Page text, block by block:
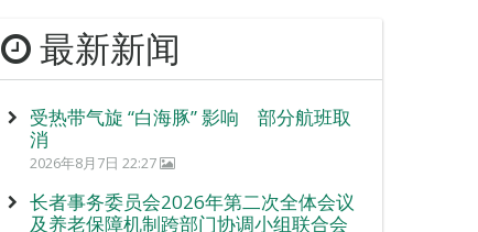
最新新闻
受热带气旋 “白海豚” 影响 部分航班取
消
2026年8月7日 22:27
长者事务委员会2026年第二次全体会议
及养老保障机制跨部门协调小组联合会